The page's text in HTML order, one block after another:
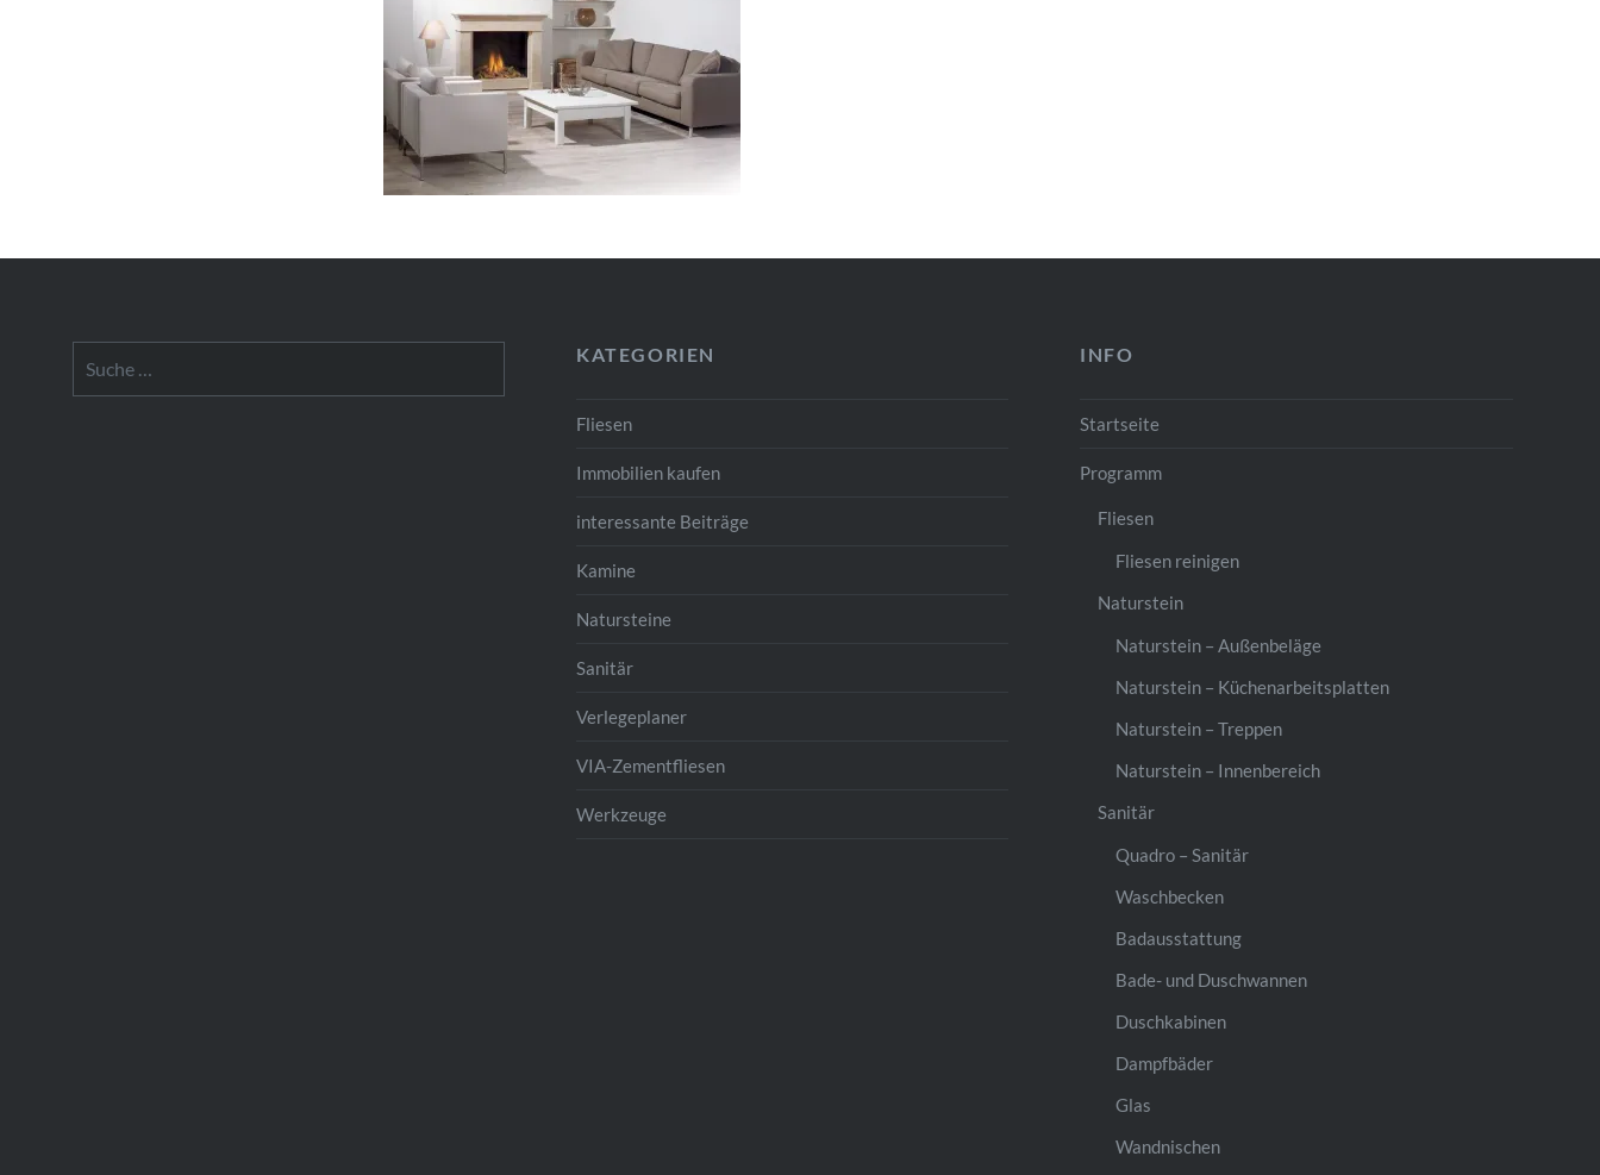
nach:
KATEGORIEN
Fliesen
Immobilien kaufen
interessante Beiträge
Kamine
Natursteine
Sanitär
Verlegeplaner
VIA-Zementfliesen
Werkzeuge
INFO
Startseite
Programm
Fliesen
Fliesen reinigen
Naturstein
Naturstein – Außenbeläge
Naturstein – Küchenarbeitsplatten
Naturstein – Treppen
Naturstein – Innenbereich
Sanitär
Quadro – Sanitär
Waschbecken
Badausstattung
Bade- und Duschwannen
Duschkabinen
Dampfbäder
Glas
Wandnischen